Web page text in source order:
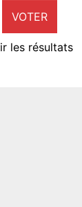
VOTER
les résultats